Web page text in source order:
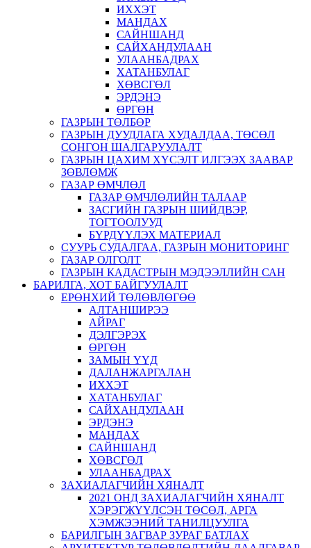
ИХХЭТ
МАНДАХ
САЙНШАНД
САЙХАНДУЛААН
УЛААНБАДРАХ
ХАТАНБУЛАГ
ХӨВСГӨЛ
ЭРДЭНЭ
ӨРГӨН
ГАЗРЫН ТӨЛБӨР
ГАЗРЫН ДУУДЛАГА ХУДАЛДАА, ТӨСӨЛ
СОНГОН ШАЛГАРУУЛАЛТ
ГАЗРЫН ЦАХИМ ХҮСЭЛТ ИЛГЭЭХ ЗААВАР
ЗӨВЛӨМЖ
ГАЗАР ӨМЧЛӨЛ
ГАЗАР ӨМЧЛӨЛИЙН ТАЛААР
ЗАСГИЙН ГАЗРЫН ШИЙДВЭР,
ТОГТООЛУУД
БҮРДҮҮЛЭХ МАТЕРИАЛ
СУУРЬ СУДАЛГАА, ГАЗРЫН МОНИТОРИНГ
ГАЗАР ОЛГОЛТ
ГАЗРЫН КАДАСТРЫН МЭДЭЭЛЛИЙН САН
БАРИЛГА, ХОТ БАЙГУУЛАЛТ
ЕРӨНХИЙ ТӨЛӨВЛӨГӨӨ
АЛТАНШИРЭЭ
АЙРАГ
ДЭЛГЭРЭХ
ӨРГӨН
ЗАМЫН ҮҮД
ДАЛАНЖАРГАЛАН
ИХХЭТ
ХАТАНБУЛАГ
САЙХАНДУЛААН
ЭРДЭНЭ
МАНДАХ
САЙНШАНД
ХӨВСГӨЛ
УЛААНБАДРАХ
ЗАХИАЛАГЧИЙН ХЯНАЛТ
2021 ОНД ЗАХИАЛАГЧИЙН ХЯНАЛТ
ХЭРЭГЖҮҮЛСЭН ТӨСӨЛ, АРГА
ХЭМЖЭЭНИЙ ТАНИЛЦУУЛГА
БАРИЛГЫН ЗАГВАР ЗУРАГ БАТЛАХ